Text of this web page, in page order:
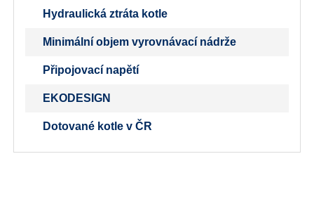
Hydraulická ztráta kotle
Minimální objem vyrovnávací nádrže
Připojovací napětí
EKODESIGN
Dotované kotle v ČR